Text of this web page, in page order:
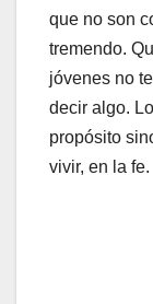
que no son
tremendo.
jóvenes no
decir algo.
propósito
vivir, en la fe.